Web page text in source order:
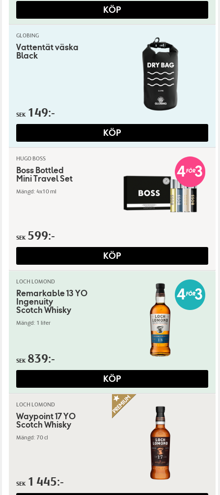
KÖP
GLOBING
Vattentät väska
Black
SEK 149:-
KÖP
HUGO BOSS
Boss Bottled
Mini Travel Set
Mängd: 4x10 ml
SEK 599:-
KÖP
LOCH LOMOND
Remarkable 13 YO
Ingenuity
Scotch Whisky
Mängd: 1 liter
SEK 839:-
KÖP
LOCH LOMOND
Waypoint 17 YO
Scotch Whisky
Mängd: 70 cl
SEK 1 445:-